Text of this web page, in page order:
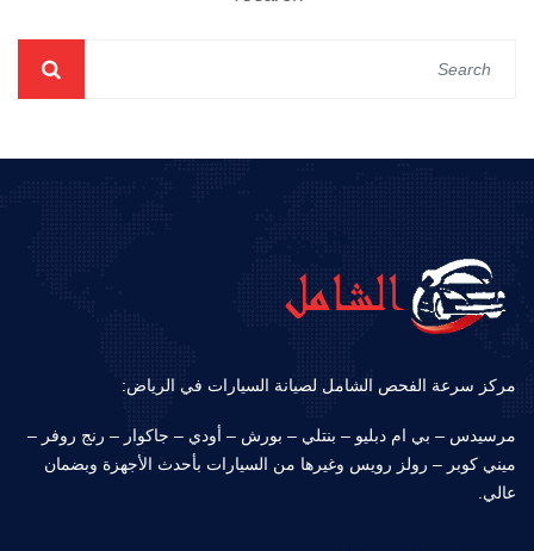
مركز سرعة الفحص الشامل لصيانة السيارات في الرياض:
مرسيدس – بي ام دبليو – بنتلي – بورش – أودي – جاكوار – رنج روفر –
ميني كوبر – رولز رويس وغيرها من السيارات بأحدث الأجهزة وبضمان
عالي.